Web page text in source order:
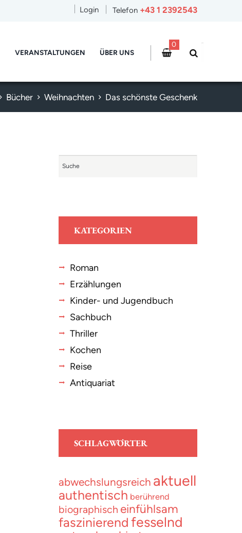
Telefon +43 1 2392543
Login
VERANSTALTUNGEN ÜBER UNS
0
Bücher Weihnachten Das schönste Geschenk
KATEGORIEN
Roman
Erzählungen
Kinder- und Jugendbuch
Sachbuch
Thriller
Kochen
Reise
Antiquariat
SCHLAGWÖRTER
abwechslungsreich aktuell
authentisch berührend
biographisch einfühlsam
faszinierend fesselnd